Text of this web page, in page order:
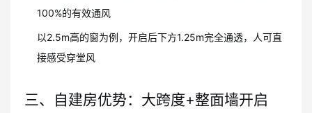
100%的有效通风
以2.5m高的窗为例，开启后下方1.25m完全通透，人可直
接感受穿堂风
三、自建房优势：大跨度+整面墙开启